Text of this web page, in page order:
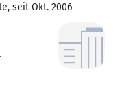
seit Okt. 2006